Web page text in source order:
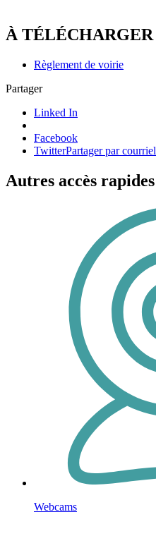
À TÉLÉCHARGER
Règlement de voirie
Partager
Linked In
Facebook
TwitterPartager par courriel
Autres accès rapides
Webcams